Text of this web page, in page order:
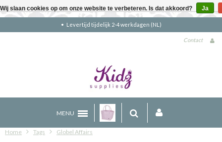
Levertijd tijdelijk 2-4 werkdagen (NL)
Contact
MENU
Home Tags Globel Affairs
Wij slaan cookies op om onze website te verbeteren. Is dat akkoord? Ja